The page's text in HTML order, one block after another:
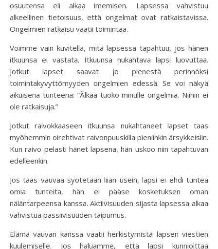
osuutensa eli alkaa imemisen. Lapsessa vahvistuu
alkeellinen tietoisuus, että ongelmat ovat ratkaistavissa.
Ongelmien ratkaisu vaatii toimintaa.
Voimme vain kuvitella, mitä lapsessa tapahtuu, jos hänen
itkuunsa ei vastata. Itkuunsa nukahtava lapsi luovuttaa.
Jotkut lapset saavat jo pienestä perinnöksi
toimintakyvyttömyyden ongelmien edessä. Se voi näkyä
aikuisena tunteena: ”Älkää tuoko minulle ongelmia. Niihin ei
ole ratkaisuja.”
Jotkut raivokkaaseen itkuunsa nukahtaneet lapset taas
myöhemmin oirehtivat raivonpuuskilla pieniinkin ärsykkeisiin.
Kun raivo pelasti hänet lapsena, hän uskoo niin tapahtuvan
edelleenkin.
Jos taas vauvaa syötetään liian usein, lapsi ei ehdi tuntea
omia tunteita, hän ei pääse kosketuksen oman
näläntarpeensa kanssa. Aktiivisuuden sijasta lapsessa alkaa
vahvistua passiivisuuden taipumus.
Elämä vauvan kanssa vaatii herkistymistä lapsen viestien
kuulemiselle. Jos haluamme, että lapsi kunnioittaa